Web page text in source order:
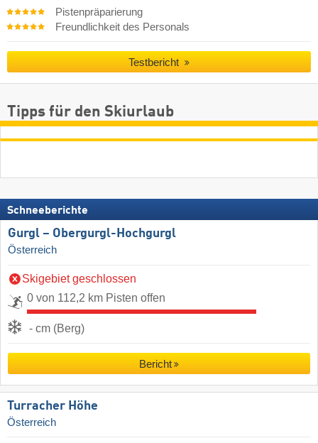
Pistenpräparierung
Freundlichkeit des Personals
Testbericht
Tipps für den Skiurlaub
Schneeberichte
Gurgl – Obergurgl-Hochgurgl
Österreich
Skigebiet geschlossen
0 von 112,2 km Pisten offen
- cm (Berg)
Bericht
Turracher Höhe
Österreich